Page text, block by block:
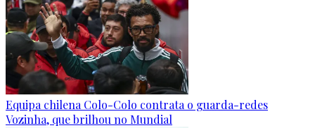
Equipa chilena Colo-Colo contrata o guarda-redes
Vozinha, que brilhou no Mundial